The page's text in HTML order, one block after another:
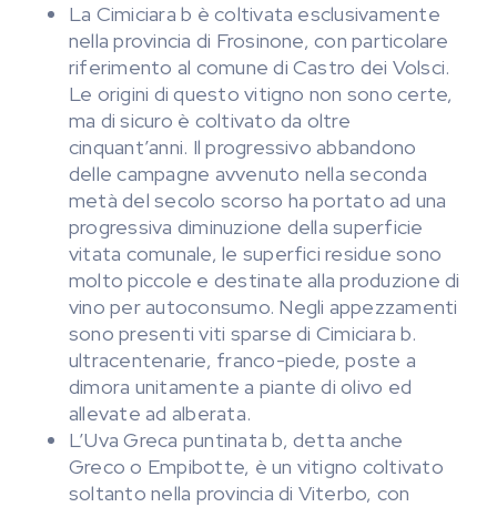
La Cimiciara b è coltivata esclusivamente
nella provincia di Frosinone, con particolare
riferimento al comune di Castro dei Volsci.
Le origini di questo vitigno non sono certe,
ma di sicuro è coltivato da oltre
cinquant’anni. Il progressivo abbandono
delle campagne avvenuto nella seconda
metà del secolo scorso ha portato ad una
progressiva diminuzione della superficie
vitata comunale, le superfici residue sono
molto piccole e destinate alla produzione di
vino per autoconsumo. Negli appezzamenti
sono presenti viti sparse di Cimiciara b.
ultracentenarie, franco-piede, poste a
dimora unitamente a piante di olivo ed
allevate ad alberata.
L’Uva Greca puntinata b, detta anche
Greco o Empibotte, è un vitigno coltivato
soltanto nella provincia di Viterbo, con